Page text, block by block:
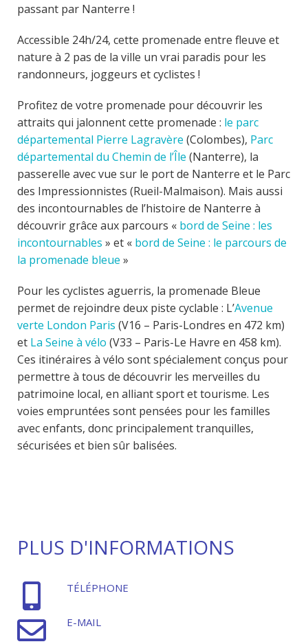
passant par Nanterre !
Accessible 24h/24, cette promenade entre fleuve et
nature à 2 pas de la ville un vrai paradis pour les
randonneurs, joggeurs et cyclistes !
Profitez de votre promenade pour découvrir les
attraits qui jalonnent cette promenade : le parc
départemental Pierre Lagravère (Colombes), Parc
départemental du Chemin de l’Île (Nanterre), la
passerelle avec vue sur le port de Nanterre et le Parc
des Impressionnistes (Rueil-Malmaison). Mais aussi
des incontournables de l’histoire de Nanterre à
découvrir grâce aux parcours « bord de Seine : les
incontournables » et « bord de Seine : le parcours de
la promenade bleue »
Pour les cyclistes aguerris, la promenade Bleue
permet de rejoindre deux piste cyclable : L’Avenue
verte London Paris (V16 – Paris-Londres en 472 km)
et La Seine à vélo (V33 – Paris-Le Havre en 458 km).
Ces itinéraires à vélo sont spécialement conçus pour
permettre à tous de découvrir les merveilles du
patrimoine local, en alliant sport et tourisme. Les
voies empruntées sont pensées pour les familles
avec enfants, donc principalement tranquilles,
sécurisées et bien sûr balisées.
PLUS D'INFORMATIONS
TÉLÉPHONE
E-MAIL